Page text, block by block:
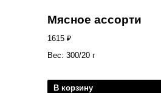
Мясное ассорти
1615 ₽
Вес: 300/20 г
В корзину